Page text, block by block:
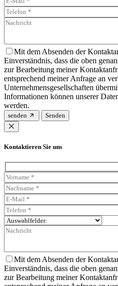
Mit dem Absenden der
Einverständnis, dass die oben
zur Bearbeitung meiner
entsprechend meiner Anfrage an
Unternehmensgesellschaften
Informationen können unserer
werden.
senden
Kontaktieren Sie uns
Mit dem Absenden der
Einverständnis, dass die oben
zur Bearbeitung meiner